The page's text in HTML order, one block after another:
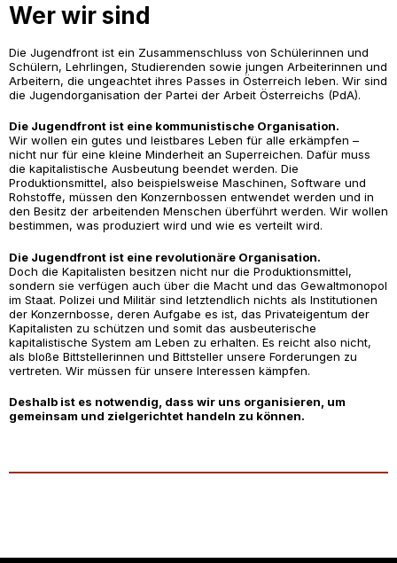
Wer wir sind
Die Jugendfront ist ein Zusammenschluss von Schülerinnen und
Schülern, Lehrlingen, Studierenden sowie jungen Arbeiterinnen und
Arbeitern, die ungeachtet ihres Passes in Österreich leben. Wir sind
die Jugendorganisation der Partei der Arbeit Österreichs (PdA).
Die Jugendfront ist eine kommunistische Organisation.
Wir wollen ein gutes und leistbares Leben für alle erkämpfen –
nicht nur für eine kleine Minderheit an Superreichen. Dafür muss
die kapitalistische Ausbeutung beendet werden. Die
Produktionsmittel, also beispielsweise Maschinen, Software und
Rohstoffe, müssen den Konzernbossen entwendet werden und in
den Besitz der arbeitenden Menschen überführt werden. Wir wollen
bestimmen, was produziert wird und wie es verteilt wird.
Die Jugendfront ist eine revolutionäre Organisation.
Doch die Kapitalisten besitzen nicht nur die Produktionsmittel,
sondern sie verfügen auch über die Macht und das Gewaltmonopol
im Staat. Polizei und Militär sind letztendlich nichts als Institutionen
der Konzernbosse, deren Aufgabe es ist, das Privateigentum der
Kapitalisten zu schützen und somit das ausbeuterische
kapitalistische System am Leben zu erhalten. Es reicht also nicht,
als bloße Bittstellerinnen und Bittsteller unsere Forderungen zu
vertreten. Wir müssen für unsere Interessen kämpfen.
Deshalb ist es notwendig, dass wir uns organisieren, um
gemeinsam und zielgerichtet handeln zu können.